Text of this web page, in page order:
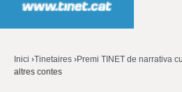
Esteu
Inici ›Tinetaires ›Premi TINET de narrativa
altres contes